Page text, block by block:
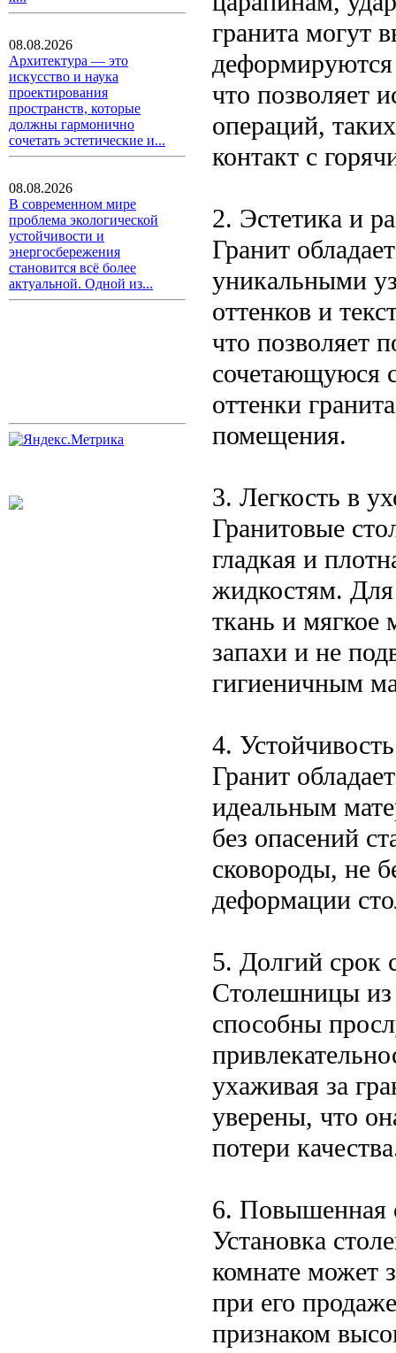
08.08.2026
Архитектура — это
искусство и наука
проектирования
пространств, которые
должны гармонично
сочетать эстетические и...
08.08.2026
В современном мире
проблема экологической
устойчивости и
энергосбережения
становится всё более
актуальной. Одной из...
гранита могут
деформируются
что позволяет
операций,
контакт с
2. Эстетика и
Гранит
уникальными
оттенков и
что позволяет
сочетающуюся
оттенки
помещения.
3. Легкость в
Гранитовые
гладкая и
жидкостям. Для
ткань и мягкое
запахи и не
гигиеничным
4.
Гранит
идеальным
без опасений
сковороды, не
деформации
5. Долгий срок
Столешницы из
способны
ухаживая за
уверены, что
потери
6. Повышенная
Установка
комнате может
при его
признаком